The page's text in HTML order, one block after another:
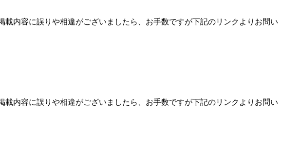
内容に誤りや相違がございましたら、お手数ですが下記のリンクよりお問い
内容に誤りや相違がございましたら、お手数ですが下記のリンクよりお問い